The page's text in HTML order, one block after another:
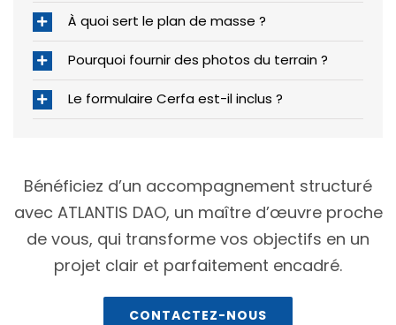
À quoi sert le plan de masse ?
Pourquoi fournir des photos du terrain ?
Le formulaire Cerfa est-il inclus ?
Bénéficiez d’un accompagnement structuré
avec ATLANTIS DAO, un maître d’œuvre proche
de vous, qui transforme vos objectifs en un
projet clair et parfaitement encadré.
CONTACTEZ-NOUS